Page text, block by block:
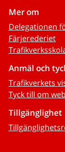
Mer om
Delegationen
Färjerederiet
Anmäl och
Trafikverkets
Tyck till om
Tillgänglighet